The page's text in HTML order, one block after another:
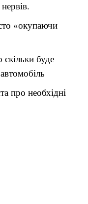
«окупаючи
скільки буде
про необхідні